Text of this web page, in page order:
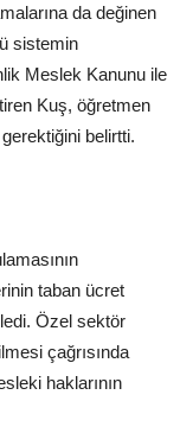
da değinen
sistemin
Meslek Kanunu ile
Kuş, öğretmen
belirtti.
taban ücret
Özel sektör
çağrısında
haklarının